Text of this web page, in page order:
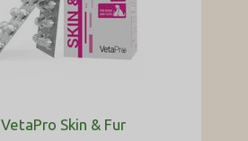
VetaPro Skin & Fur